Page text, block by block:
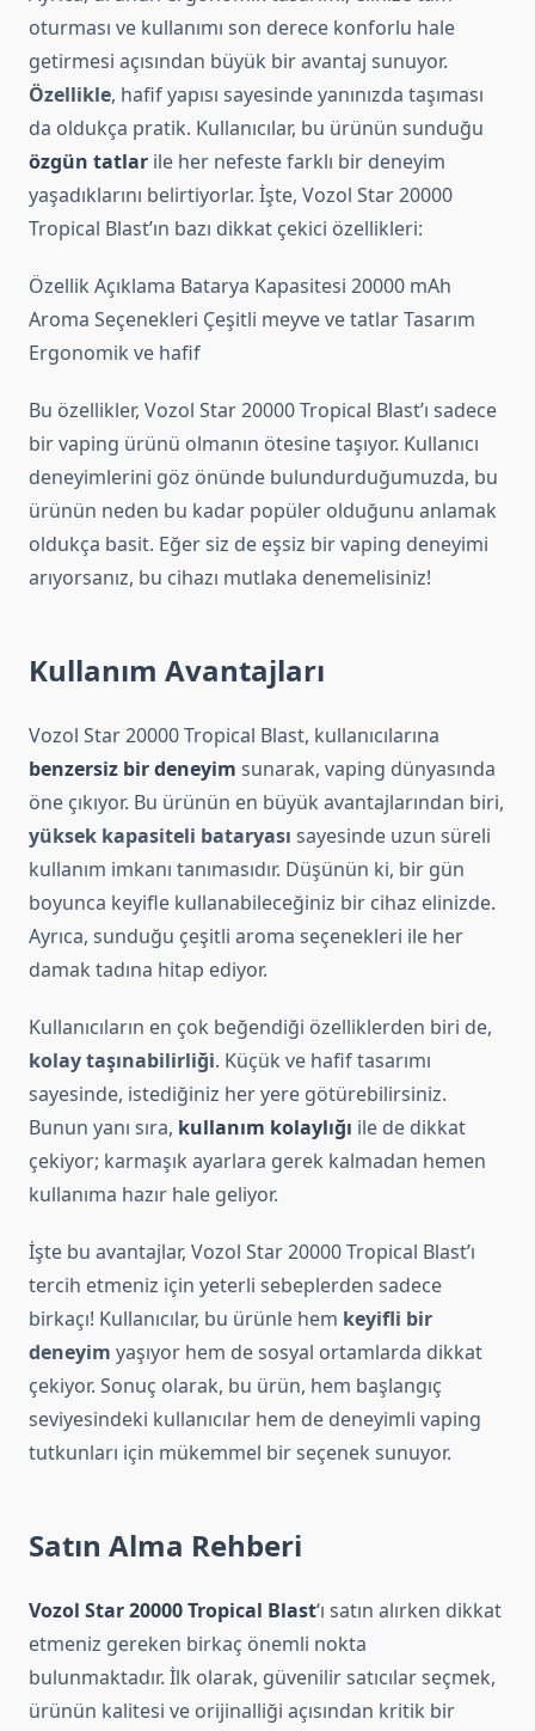
oturması ve kullanımı son derece konforlu hale
getirmesi açısından büyük bir avantaj sunuyor.
Özellikle, hafif yapısı sayesinde yanınızda taşıması
da oldukça pratik. Kullanıcılar, bu ürünün sunduğu
özgün tatlar ile her nefeste farklı bir deneyim
yaşadıklarını belirtiyorlar. İşte, Vozol Star 20000
Tropical Blast’ın bazı dikkat çekici özellikleri:
Özellik Açıklama Batarya Kapasitesi 20000 mAh
Aroma Seçenekleri Çeşitli meyve ve tatlar Tasarım
Ergonomik ve hafif
Bu özellikler, Vozol Star 20000 Tropical Blast’ı sadece
bir vaping ürünü olmanın ötesine taşıyor. Kullanıcı
deneyimlerini göz önünde bulundurduğumuzda, bu
ürünün neden bu kadar popüler olduğunu anlamak
oldukça basit. Eğer siz de eşsiz bir vaping deneyimi
arıyorsanız, bu cihazı mutlaka denemelisiniz!
Kullanım Avantajları
Vozol Star 20000 Tropical Blast, kullanıcılarına
benzersiz bir deneyim sunarak, vaping dünyasında
öne çıkıyor. Bu ürünün en büyük avantajlarından biri,
yüksek kapasiteli bataryası sayesinde uzun süreli
kullanım imkanı tanımasıdır. Düşünün ki, bir gün
boyunca keyifle kullanabileceğiniz bir cihaz elinizde.
Ayrıca, sunduğu çeşitli aroma seçenekleri ile her
damak tadına hitap ediyor.
Kullanıcıların en çok beğendiği özelliklerden biri de,
kolay taşınabilirliği. Küçük ve hafif tasarımı
sayesinde, istediğiniz her yere götürebilirsiniz.
Bunun yanı sıra, kullanım kolaylığı ile de dikkat
çekiyor; karmaşık ayarlara gerek kalmadan hemen
kullanıma hazır hale geliyor.
İşte bu avantajlar, Vozol Star 20000 Tropical Blast’ı
tercih etmeniz için yeterli sebeplerden sadece
birkaçı! Kullanıcılar, bu ürünle hem keyifli bir
deneyim yaşıyor hem de sosyal ortamlarda dikkat
çekiyor. Sonuç olarak, bu ürün, hem başlangıç
seviyesindeki kullanıcılar hem de deneyimli vaping
tutkunları için mükemmel bir seçenek sunuyor.
Satın Alma Rehberi
Vozol Star 20000 Tropical Blast‘ı satın alırken dikkat
etmeniz gereken birkaç önemli nokta
bulunmaktadır. İlk olarak, güvenilir satıcılar seçmek,
ürünün kalitesi ve orijinalliği açısından kritik bir